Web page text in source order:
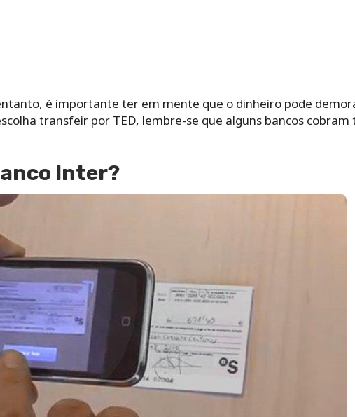
é importante ter em mente que o dinheiro pode
transfeir por TED, lembre-se que alguns bancos cobram
Inter?